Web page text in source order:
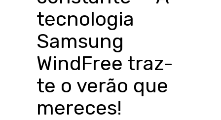
tecnologia
Samsung
WindFree traz-
te o verão que
mereces!